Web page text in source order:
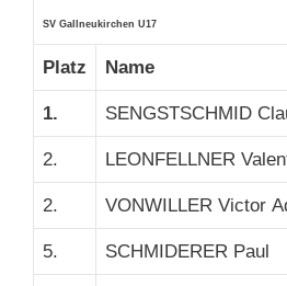
SV Gallneukirchen U17
Platz Name
1. SENGSTSCHMID
2. LEONFELLNER
2. VONWILLER Victor
5. SCHMIDERER Paul